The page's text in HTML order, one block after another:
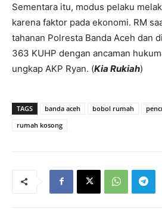
Sementara itu, modus pelaku
karena faktor pada ekonomi. RM
tahanan Polresta Banda Aceh dan
363 KUHP dengan ancaman
ungkap AKP Ryan. (Kia Rukiah)
TAGS banda aceh bobol rumah
rumah kosong